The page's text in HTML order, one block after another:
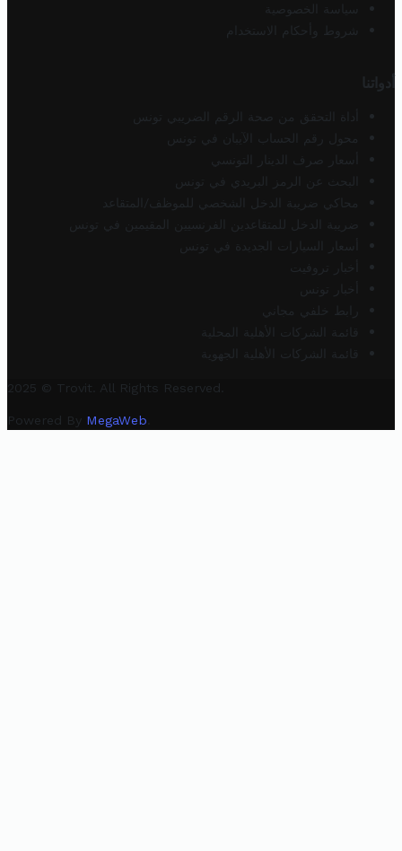
سياسة الخصوصية
شروط وأحكام الاستخدام
أدواتنا
أداة التحقق من صحة الرقم الضريبي تونس
محول رقم الحساب الآيبان في تونس
أسعار صرف الدينار التونسي
البحث عن الرمز البريدي في تونس
محاكي ضريبة الدخل الشخصي للموظف/المتقاعد
ضريبة الدخل للمتقاعدين الفرنسيين المقيمين في تونس
أسعار السيارات الجديدة في تونس
أخبار تروفيت
أخبار تونس
رابط خلفي مجاني
قائمة الشركات الأهلية المحلية
قائمة الشركات الأهلية الجهوية
2025 © Trovit. All Rights Reserved.
Powered By MegaWeb